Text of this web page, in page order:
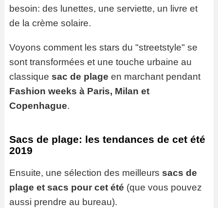
besoin: des lunettes, une serviette, un livre et
de la crème solaire.
Voyons comment les stars du "streetstyle" se
sont transformées et une touche urbaine au
classique sac de plage en marchant pendant
Fashion weeks à Paris, Milan et
Copenhague.
Sacs de plage: les tendances de cet été
2019
Ensuite, une sélection des meilleurs sacs de
plage et sacs pour cet été (que vous pouvez
aussi prendre au bureau).